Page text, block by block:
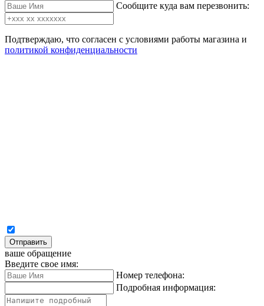
Сообщите куда вам перезвонить:
Подтверждаю, что согласен с условиями работы магазина и
политикой конфиденциальности
Отправить
ваше обращение
Введите свое имя:
Номер телефона:
Подробная информация: